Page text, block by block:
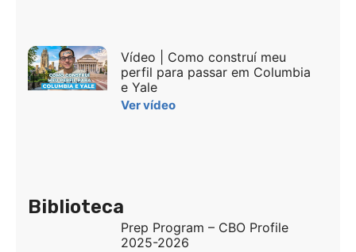
Vídeo | Como construí meu
perfil para passar em Columbia
e Yale
Ver vídeo
Biblioteca
Prep Program – CBO Profile
2025-2026